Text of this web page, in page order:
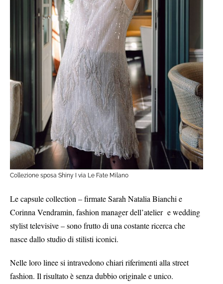
Collezione sposa Shiny I via Le Fate Milano
Le capsule collection – firmate Sarah Natalia Bianchi e
Corinna Vendramin, fashion manager dell’atelier e wedding
stylist televisive – sono frutto di una costante ricerca che
nasce dallo studio di stilisti iconici.
Nelle loro linee si intravedono chiari riferimenti alla street
fashion. Il risultato è senza dubbio originale e unico.